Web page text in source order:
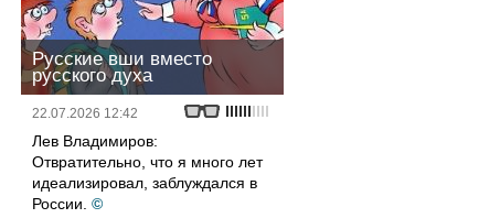
Русские вши вместо
русского духа
22.07.2026 12:42
Лев Владимиров:
Отвратительно, что я много лет
идеализировал, заблуждался в
России. ©